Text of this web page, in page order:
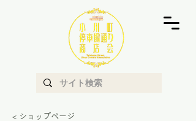
< ショップページ